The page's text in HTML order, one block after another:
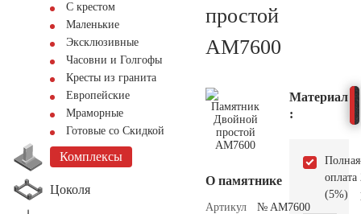
С крестом
Маленькие
Эксклюзивные
Часовни и Голгофы
Кресты из гранита
Европейские
Мраморные
Готовые со Скидкой
Комплексы
Цоколя
простой
AM7600
О памятнике
Артикул
№ AM7600
Материал
:
Полная
оплата
(5%)